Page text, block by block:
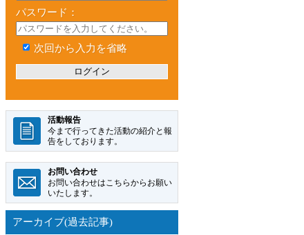
パスワード：
次回から入力を省略
アーカイブ(過去記事)